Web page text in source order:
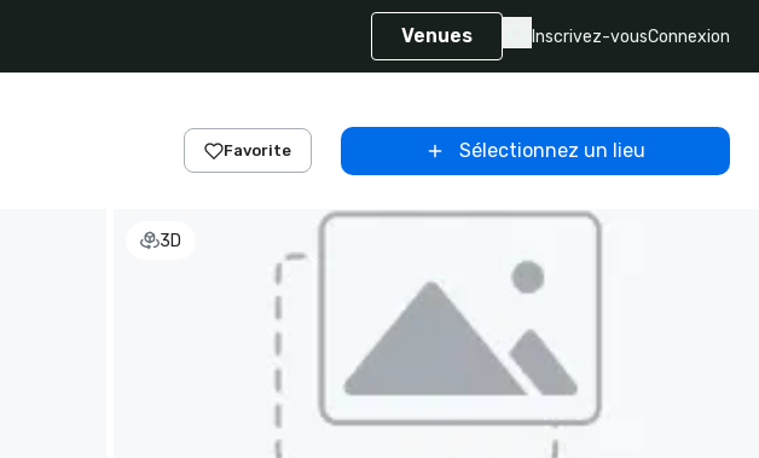
Venues Inscrivez-vousConnexion
Favorite Sélectionnez un lieu
3D